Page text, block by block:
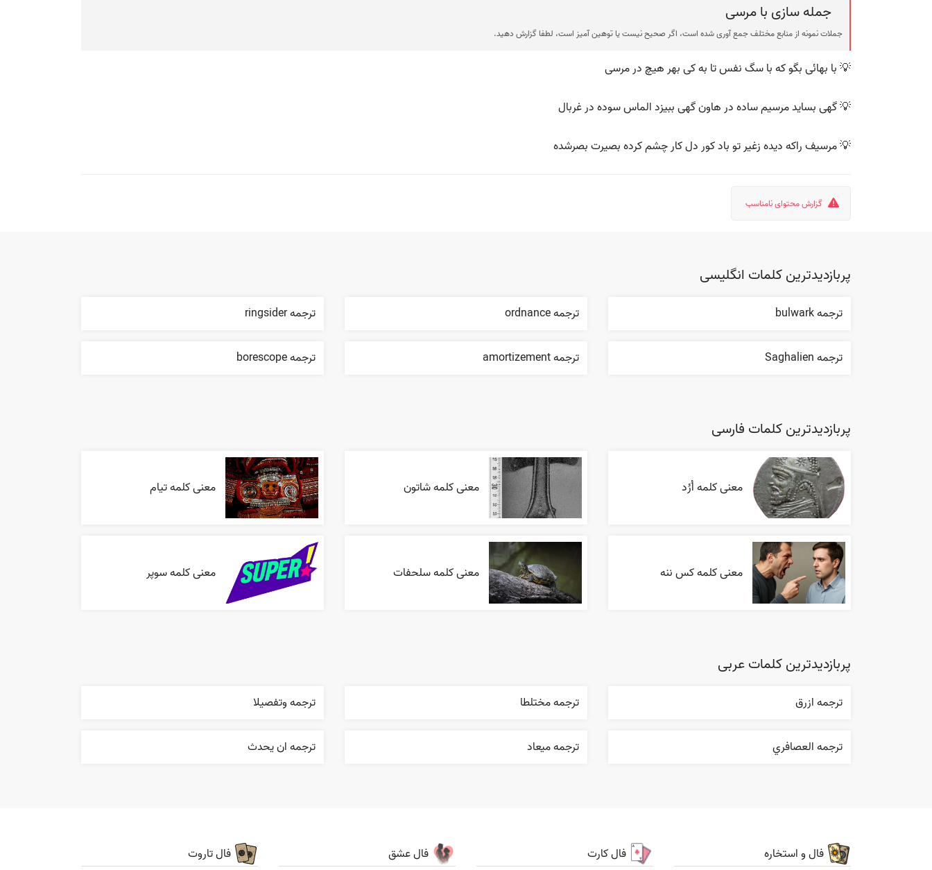
جمله سازی با مرسی
جملات نمونه از منابع مختلف جمع آوری شده است، اگر صحیح نیست یا توهین آمیز است، لطفا گزارش دهید.
💡 با بهائی بگو که با سگ نفس تا به کی بهر هیچ در مرسی
💡 گهی بساید مرسیم ساده در هاون گهی ببیزد الماس سوده در غربال
💡 مرسیف راکه دیده زغیر تو باد کور دل کار چشم کرده بصیرت بصرشده
گزارش محتوای نامناسب
پربازدیدترین کلمات انگلیسی
ترجمه bulwark ترجمه ordnance ترجمه ringsider
ترجمه Saghalien ترجمه amortizement ترجمه borescope
پربازدیدترین کلمات فارسی
معنی کلمه اُرُد معنی کلمه شاتون معنی کلمه تیام
معنی کلمه کس ننه معنی کلمه سلحفات معنی کلمه سوپر
پربازدیدترین کلمات عربی
ترجمه ازرق ترجمه مختلطا ترجمه وتفصيلا
ترجمه العصافري ترجمه ميعاد ترجمه ان يحدث
فال و استخاره فال کارت فال عشق فال تاروت